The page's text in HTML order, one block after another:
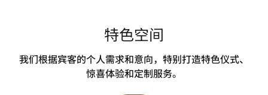
特色空间
我们根据宾客的个人需求和意向，特别打造特色仪式、
惊喜体验和定制服务。